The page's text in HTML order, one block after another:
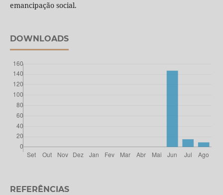
emancipação social.
DOWNLOADS
REFERÊNCIAS